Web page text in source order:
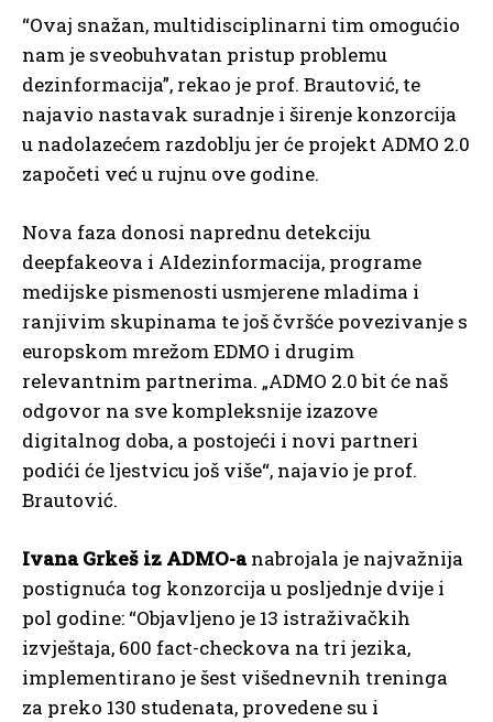
“Ovaj snažan, multidisciplinarni tim omogućio
nam je sveobuhvatan pristup problemu
dezinformacija”, rekao je prof. Brautović, te
najavio nastavak suradnje i širenje konzorcija
u nadolazećem razdoblju jer će projekt ADMO 2.0
započeti već u rujnu ove godine.
Nova faza donosi naprednu detekciju
deepfakeova i AIdezinformacija, programe
medijske pismenosti usmjerene mladima i
ranjivim skupinama te još čvršće povezivanje s
europskom mrežom EDMO i drugim
relevantnim partnerima. „ADMO 2.0 bit će naš
odgovor na sve kompleksnije izazove
digitalnog doba, a postojeći i novi partneri
podići će ljestvicu još više“, najavio je prof.
Brautović.
Ivana Grkeš iz ADMO-anabrojala je najvažnija
postignuća tog konzorcija u posljednje dvije i
pol godine: “Objavljeno je 13 istraživačkih
izvještaja, 600 fact-checkova na tri jezika,
implementirano je šest višednevnih treninga
za preko 130 studenata, provedene su i